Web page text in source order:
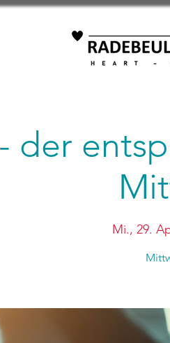
der
Mi., 29.